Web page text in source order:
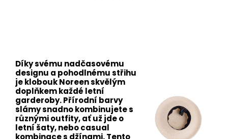
Díky svému nadčasovému
designu a pohodlnému střihu
je klobouk Noreen skvělým
doplňkem každé letní
garderoby. Přírodní barvy
slámy snadno kombinujete s
různými outfity, ať už jde o
letní šaty, nebo casual